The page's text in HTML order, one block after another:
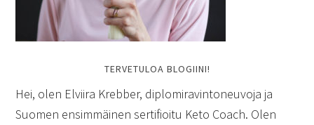
TERVETULOA BLOGIINI!
Hei, olen Elviira Krebber, diplomiravintoneuvoja ja
Suomen ensimmäinen sertifioitu Keto Coach. Olen